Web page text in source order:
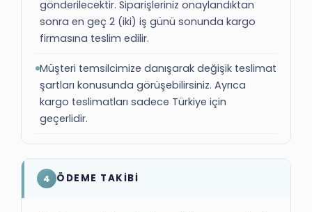
gönderilecektir. Siparişleriniz onaylandıktan
sonra en geç 2 (iki) iş günü sonunda kargo
firmasına teslim edilir.
Müşteri temsilcimize danışarak değişik teslimat
şartları konusunda görüşebilirsiniz. Ayrıca
kargo teslimatları sadece Türkiye için
geçerlidir.
4 ÖDEME TAKİBİ